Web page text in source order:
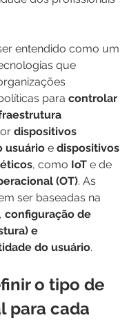
entendido como um
que
para controlar
dispositivos
usuário e dispositivos
, como IoT e de
(OT). As
ser baseadas na
, configuração de
e
do usuário.
o tipo de
para cada